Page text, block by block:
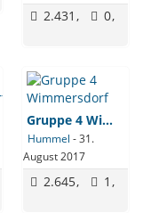
2.431 0
Gruppe 4 Wimmersdorf
Hummel -31.
August 2017
2.645 1